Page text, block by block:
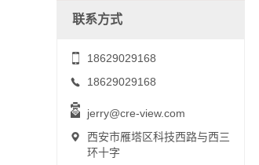
联系方式
18629029168
18629029168
jerry@cre-view.com
西安市雁塔区科技西路与西三
环十字